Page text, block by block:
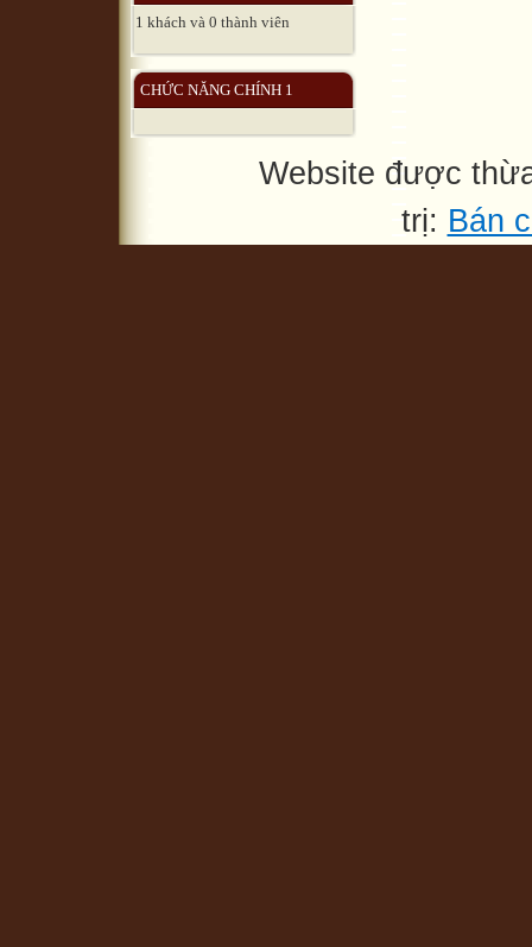
1 khách và 0 thành viên
CHỨC NĂNG CHÍNH 1
Website được
trị: Bán